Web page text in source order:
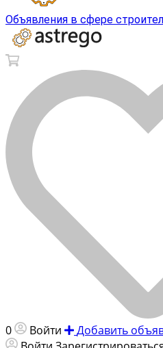
Объявления в сфере
0 Войти
Добавить